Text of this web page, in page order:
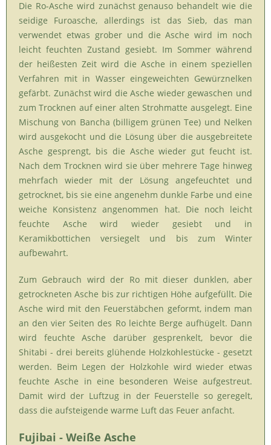
Die Ro-Asche wird zunächst genauso behandelt wie die
seidige Furoasche, allerdings ist das Sieb, das man
verwendet etwas grober und die Asche wird im noch
leicht feuchten Zustand gesiebt. Im Sommer während
der heißesten Zeit wird die Asche in einem speziellen
Verfahren mit in Wasser eingeweichten Gewürznelken
gefärbt. Zunächst wird die Asche wieder gewaschen und
zum Trocknen auf einer alten Strohmatte ausgelegt. Eine
Mischung von Bancha (billigem grünen Tee) und Nelken
wird ausgekocht und die Lösung über die ausgebreitete
Asche gesprengt, bis die Asche wieder gut feucht ist.
Nach dem Trocknen wird sie über mehrere Tage hinweg
mehrfach wieder mit der Lösung angefeuchtet und
getrocknet, bis sie eine angenehm dunkle Farbe und eine
weiche Konsistenz angenommen hat. Die noch leicht
feuchte Asche wird wieder gesiebt und in
Keramikbottichen versiegelt und bis zum Winter
aufbewahrt.
Zum Gebrauch wird der Ro mit dieser dunklen, aber
getrockneten Asche bis zur richtigen Höhe aufgefüllt. Die
Asche wird mit den Feuerstäbchen geformt, indem man
an den vier Seiten des Ro leichte Berge aufhügelt. Dann
wird feuchte Asche darüber gesprenkelt, bevor die
Shitabi - drei bereits glühende Holzkohlestücke - gesetzt
werden. Beim Legen der Holzkohle wird wieder etwas
feuchte Asche in eine besonderen Weise aufgestreut.
Damit wird der Luftzug in der Feuerstelle so geregelt,
dass die aufsteigende warme Luft das Feuer anfacht.
Fujibai - Weiße Asche